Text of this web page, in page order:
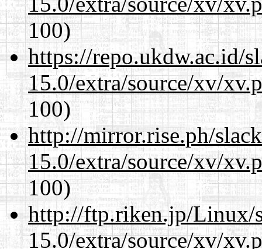
100)
https://repo.ukdw.ac.id/
15.0/extra/source/xv/
100)
http://mirror.rise.ph/
15.0/extra/source/xv/
100)
http://ftp.riken.jp/Linux/
15.0/extra/source/xv/